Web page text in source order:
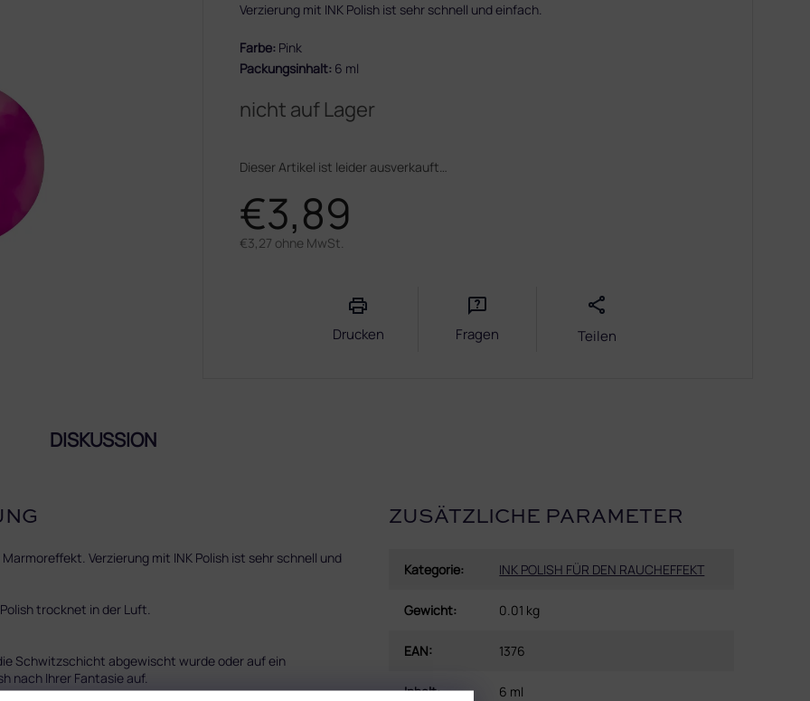
€3,89
€3,27 ohne MwSt.
nicht auf Lager
Dieser Artikel ist leider ausverkauft…
Verzierung mit INK Polish ist sehr schnell und einfach.
Farbe: Pink
Packungsinhalt: 6 ml
Drucken Fragen Teilen
DISKUSSION
Verzierung mit INK Polish ist sehr schnell und
trocknet in der Luft.
Schwitzschicht abgewischt wurde oder auf ein
nach Ihrer Fantasie auf.
ZUSÄTZLICHE PARAMETER
Kategorie: INK POLISH FÜR DEN RAUCHEFFEKT
Gewicht: 0.01 kg
EAN: 1376
Inhalt: 6 ml